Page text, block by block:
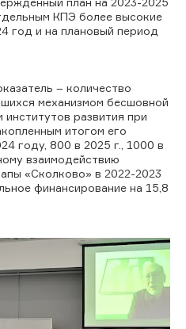
КПЭ более высокие
год и на плановый период
– количество
механизмом бесшовной
развития при
итогом его
году, 800 в 2025 г., 1000 в
взаимодействию
«Сколково» в 2022-2023
финансирование на 15,8